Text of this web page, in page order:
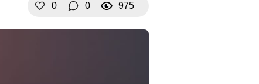
0 0 975